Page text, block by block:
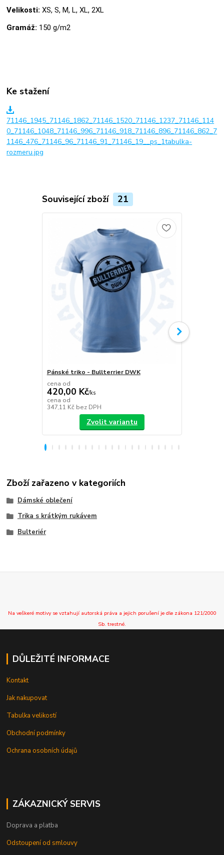
Velikosti: XS, S, M, L, XL, 2XL
Gramáž: 150 g/m2
Ke stažení
71146_1945_71146_1862_71146_1520_71146_1237_71146_114
0_71146_1048_71146_996_71146_918_71146_896_71146_862_7
1146_476_71146_96_71146_91_71146_19__ps_1tabulka-
rozmeru.jpg
Související zboží 21
Pánské triko - Bullterrier DWK
cena od
420,00 Kč/ks
cena od
347,11 Kč bez DPH
Zvolit variantu
Zboží zařazeno v kategoriích
Dámské oblečení
Trika s krátkým rukávem
Bulteriér
Na veškeré motivy se vztahují autorská práva a jejich porušení je dle zákona 121/2000
Sb. trestné.
DŮLEŽITÉ INFORMACE
Kontakt
Jak nakupovat
Tabulka velikostí
Obchodní podmínky
Ochrana osobních údajů
ZÁKAZNICKÝ SERVIS
Doprava a platba
Odstoupení od smlouvy